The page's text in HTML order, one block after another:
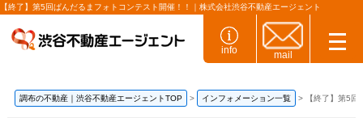
【終了】第5回ぱんだるまフォトコンテスト開催！！｜株式会社渋谷不動産エージェント
info mail
調布の不動産｜渋谷不動産エージェントTOP インフォメーション一覧 【終了】第5